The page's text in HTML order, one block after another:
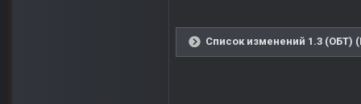
Список изменений 1.3 (ОБТ)